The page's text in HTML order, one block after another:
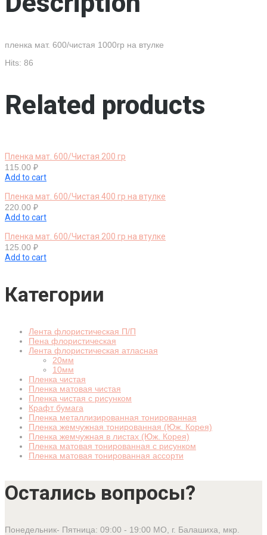
пленка мат. 600/чистая 1000гр на втулке
Hits: 86
Related products
Пленка мат. 600/Чистая 200 гр
115.00 ₽
Add to cart
Пленка мат. 600/Чистая 400 гр на втулке
220.00 ₽
Add to cart
Пленка мат. 600/Чистая 200 гр на втулке
125.00 ₽
Add to cart
Категории
Лента флористическая П/П
Пена флористическая
Лента флористическая атласная
20мм
10мм
Пленка чистая
Пленка матовая чистая
Пленка чистая с рисунком
Крафт бумага
Пленка металлизированная тонированная
Пленка жемчужная тонированная (Юж. Корея)
Пленка жемчужная в листах (Юж. Корея)
Пленка матовая тонированная с рисунком
Пленка матовая тонированная ассорти
Остались вопросы?
Понедельник- Пятница: 09:00 - 19:00 МО, г. Балашиха, мкр.